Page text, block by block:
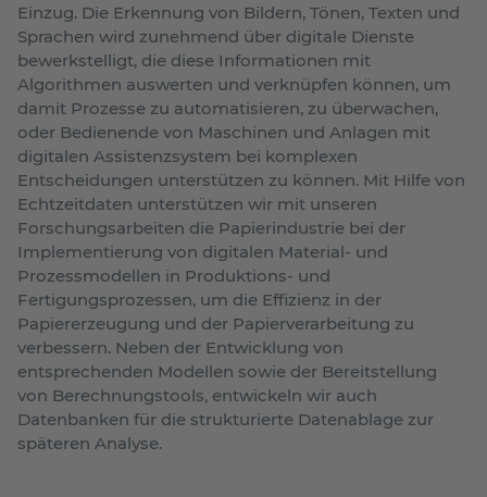
Einzug. Die Erkennung von Bildern, Tönen, Texten und
Sprachen wird zunehmend über digitale Dienste
bewerkstelligt, die diese Informationen mit
Algorithmen auswerten und verknüpfen können, um
damit Prozesse zu automatisieren, zu überwachen,
oder Bedienende von Maschinen und Anlagen mit
digitalen Assistenzsystem bei komplexen
Entscheidungen unterstützen zu können. Mit Hilfe von
Echtzeitdaten unterstützen wir mit unseren
Forschungsarbeiten die Papierindustrie bei der
Implementierung von digitalen Material- und
Prozessmodellen in Produktions- und
Fertigungsprozessen, um die Effizienz in der
Papiererzeugung und der Papierverarbeitung zu
verbessern. Neben der Entwicklung von
entsprechenden Modellen sowie der Bereitstellung
von Berechnungstools, entwickeln wir auch
Datenbanken für die strukturierte Datenablage zur
späteren Analyse.